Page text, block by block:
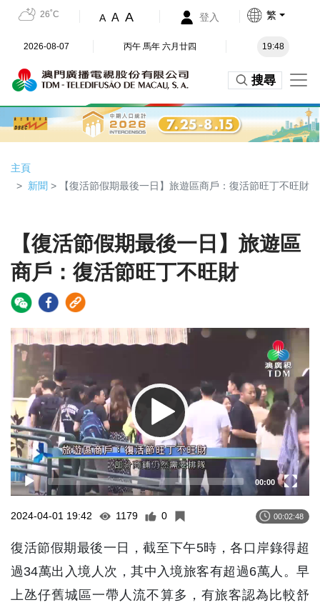
26˚C A A A 登入 繁
2026-08-07 丙午 馬年 六月廿四 19:48
搜尋
主頁
新聞 > 【復活節假期最後一日】旅遊區商戶：復活節旺丁不旺財
【復活節假期最後一日】旅遊區
商戶：復活節旺丁不旺財
Video
Player
00:00
2024-04-01 19:42 1179 0 00:02:48
復活節假期最後一日，截至下午5時，各口岸錄得超
過34萬出入境人次，其中入境旅客有超過6萬人。早
上氹仔舊城區一帶人流不算多，有旅客認為比較舒